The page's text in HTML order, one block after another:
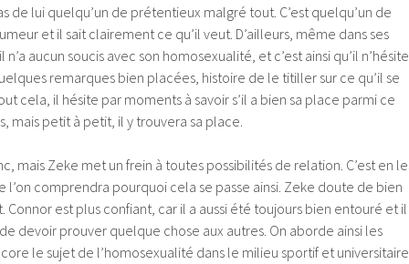
de lui quelqu’un de prétentieux malgré tout. C’est quelqu’un de
et il sait clairement ce qu’il veut. D’ailleurs, même dans ses
aucun soucis avec son homosexualité, et c’est ainsi qu’il n’hésite
remarques bien placées, histoire de le titiller sur ce qu’il se
cela, il hésite par moments à savoir s’il a bien sa place parmi ce
mais petit à petit, il y trouvera sa place.
mais Zeke met un frein à toutes possibilités de relation. C’est en
l’on comprendra pourquoi cela se passe ainsi. Zeke doute de bien
Connor est plus confiant, car il a aussi été toujours bien entouré et il
devoir prouver quelque chose aux autres. On aborde ainsi les
le sujet de l’homosexualité dans le milieu sportif et